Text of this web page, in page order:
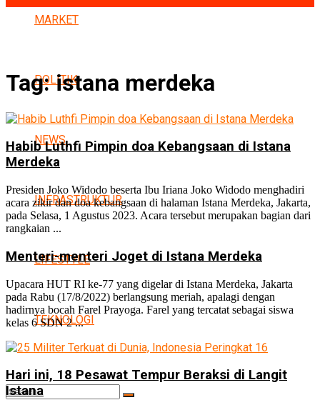
MARKET
POLITIK
NEWS
INFRASTRUKTUR
LIFESTYLE
TEKNOLOGI
Tag:istana merdeka
Habib Luthfi Pimpin doa Kebangsaan di Istana
Merdeka
Presiden Joko Widodo beserta Ibu Iriana Joko Widodo menghadiri
acara zikir dan doa kebangsaan di halaman Istana Merdeka, Jakarta,
pada Selasa, 1 Agustus 2023. Acara tersebut merupakan bagian dari
rangkaian ...
Menteri-menteri Joget di Istana Merdeka
Upacara HUT RI ke-77 yang digelar di Istana Merdeka, Jakarta
pada Rabu (17/8/2022) berlangsung meriah, apalagi dengan
hadirnya bocah Farel Prayoga. Farel yang tercatat sebagai siswa
kelas 6 SDN 2 ...
Hari ini, 18 Pesawat Tempur Beraksi di Langit
Istana